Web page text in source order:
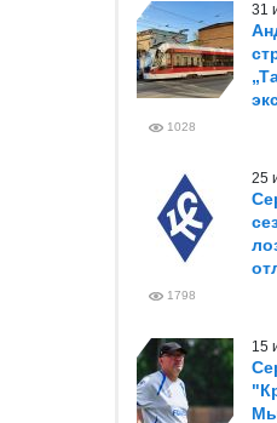
31
1028
25
1798
15